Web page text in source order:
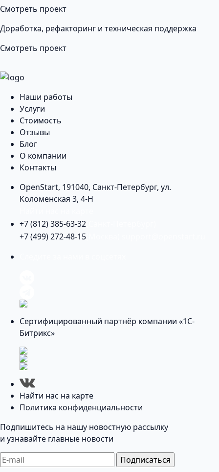
Смотреть проект
Доработка, рефакторинг и техническая поддержка
Смотреть проект
Наши работы
Услуги
Стоимость
Отзывы
Блог
О компании
Контакты
OpenStart, 191040, Санкт-Петербург, ул.
Коломенская 3, 4-Н
+7 (812) 385-63-32
+7 (499) 272-48-15
Сертифицированный партнёр компании «1С-
Битрикс»
Найти нас на карте
Политика конфиденциальности
Подпишитесь на нашу новостную рассылку
и узнавайте главные новости
Подписаться